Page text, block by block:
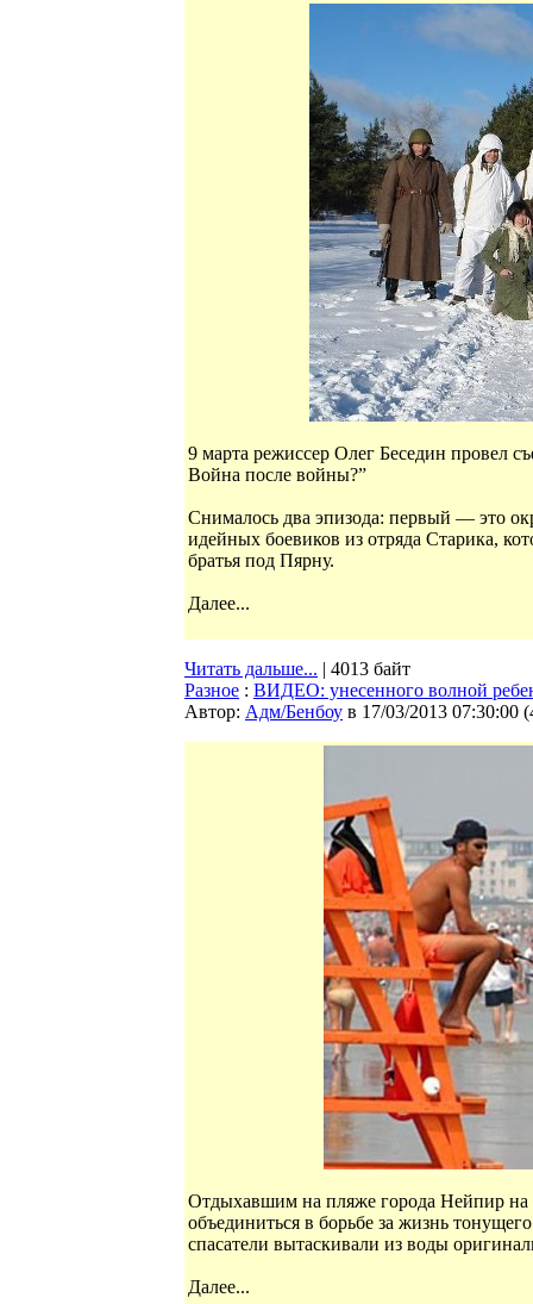
9 марта режиссер Олег Беседин провел
Война после войны?”
Снималось два эпизода: первый — это
идейных боевиков из отряда Старика,
братья под Пярну.
Далее...
Читать дальше... | 4013 байт
Разное : ВИДЕО: унесенного волной
Автор: Адм/Бенбоу в 17/03/2013 07:30:00 (
Отдыхавшим на пляже города Нейпир на
объединиться в борьбе за жизнь
спасатели вытаскивали из воды
Далее...